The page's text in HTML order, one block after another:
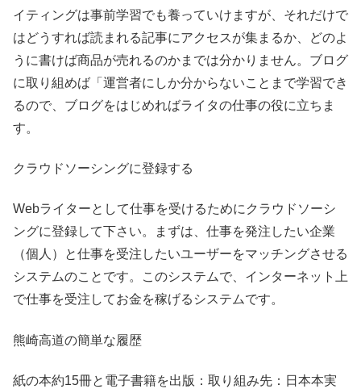
イティングは事前学習でも養っていけますが、それだけで
はどうすれば読まれる記事にアクセスが集まるか、どのよ
うに書けば商品が売れるのかまでは分かりません。ブログ
に取り組めば「運営者にしか分からないことまで学習でき
るので、ブログをはじめればライタの仕事の役に立ちま
す。
クラウドソーシングに登録する
Webライターとして仕事を受けるためにクラウドソーシ
ングに登録して下さい。まずは、仕事を発注したい企業
（個人）と仕事を受注したいユーザーをマッチングさせる
システムのことです。このシステムで、インターネット上
で仕事を受注してお金を稼げるシステムです。
熊崎高道の簡単な履歴
紙の本約15冊と電子書籍を出版：取り組み先：日本本実